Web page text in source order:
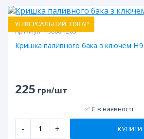
УНІВЕРСАЛЬНИЙ ТОВАР
Артикул:H9800HZ03
Кришка паливного бака з ключем
225 грн/шт
✅ Є в наявності
- + КУПИТИ